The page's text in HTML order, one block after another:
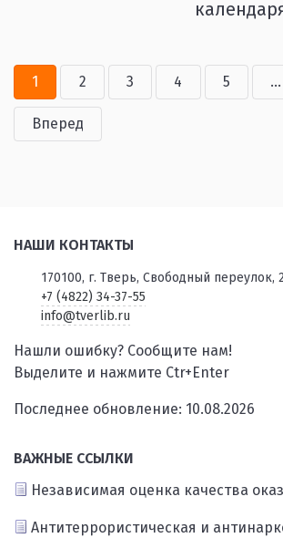
1 2 3 4 5 ...
Вперед
НАШИ КОНТАКТЫ
170100, г. Тверь, Свободный переулок,
+7 (4822) 34-37-55
info@tverlib.ru
Нашли ошибку? Сообщите нам!
Выделите и нажмите Ctr+Enter
Последнее обновление: 10.08.2026
ВАЖНЫЕ ССЫЛКИ
Независимая оценка качества
Антитеррористическая и